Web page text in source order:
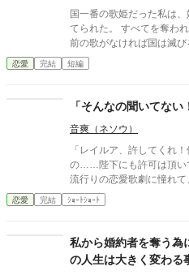
国一番の歌姫だった私は
てられた。 すべてを奪われた私を救ったのは、隣国の皇帝。 「お
前の歌がなければ国は滅
く“本物”の力を持っていて―― 一方、私を追放した国は偽
では加護を失い衰退。 今さら元婚約者が縋ってきても、もう遅
恋愛 完結 短編
「そんなの聞いてな
音爽（ネソウ）
「レイルア、許してくれ
の……陛下にも許可は頂い
流行りの恋愛歌劇に憧れ
らないで……。
恋愛 完結 ｼｮｰﾄｼｮｰﾄ
私から婚約者を奪う
の人生は大きく変わる